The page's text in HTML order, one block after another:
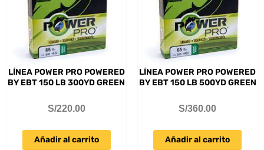
LÍNEA POWER PRO POWERED
BY EBT 150 LB 300YD GREEN
S/220.00
Añadir al carrito
LÍNEA POWER PRO POWERED
BY EBT 150 LB 500YD GREEN
S/360.00
Añadir al carrito